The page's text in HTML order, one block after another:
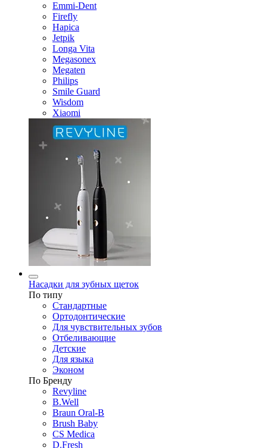
Emmi-Dent
Firefly
Hapica
Jetpik
Longa Vita
Megasonex
Megaten
Philips
Smile Guard
Wisdom
Xiaomi
Насадки для зубных щеток
По типу
Стандартные
Ортодонтические
Для чувствительных зубов
Отбеливающие
Детские
Для языка
Эконом
По Бренду
Revyline
B.Well
Braun Oral-B
Brush Baby
CS Medica
D.Fresh